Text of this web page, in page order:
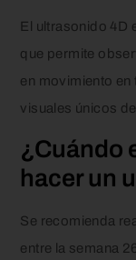
El ultrasonido 4D
que permite
en movimiento
visuales únicos
¿Cuándo
hacer un
Se recomienda
entre la semana